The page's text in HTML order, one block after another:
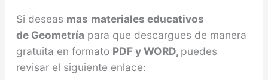
Si deseas mas materiales educativos
de Geometría para que descargues de manera
gratuita en formato PDF y WORD, puedes
revisar el siguiente enlace: